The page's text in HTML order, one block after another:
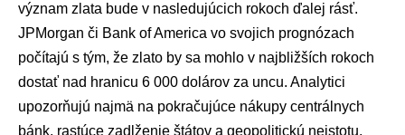
význam zlata bude v nasledujúcich rokoch ďalej rásť.
JPMorgan či Bank of America vo svojich prognózach
počítajú s tým, že zlato by sa mohlo v najbližších rokoch
dostať nad hranicu 6 000 dolárov za uncu. Analytici
upozorňujú najmä na pokračujúce nákupy centrálnych
bánk, rastúce zadlženie štátov a geopolitickú neistotu,